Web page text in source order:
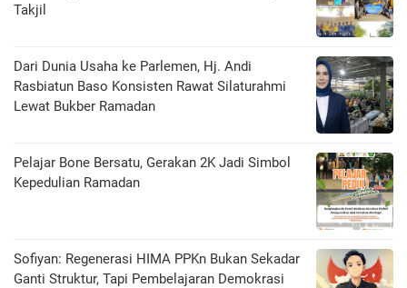
Takjil
Dari Dunia Usaha ke Parlemen, Hj. Andi
Rasbiatun Baso Konsisten Rawat Silaturahmi
Lewat Bukber Ramadan
Pelajar Bone Bersatu, Gerakan 2K Jadi Simbol
Kepedulian Ramadan
Sofiyan: Regenerasi HIMA PPKn Bukan Sekadar
Ganti Struktur, Tapi Pembelajaran Demokrasi